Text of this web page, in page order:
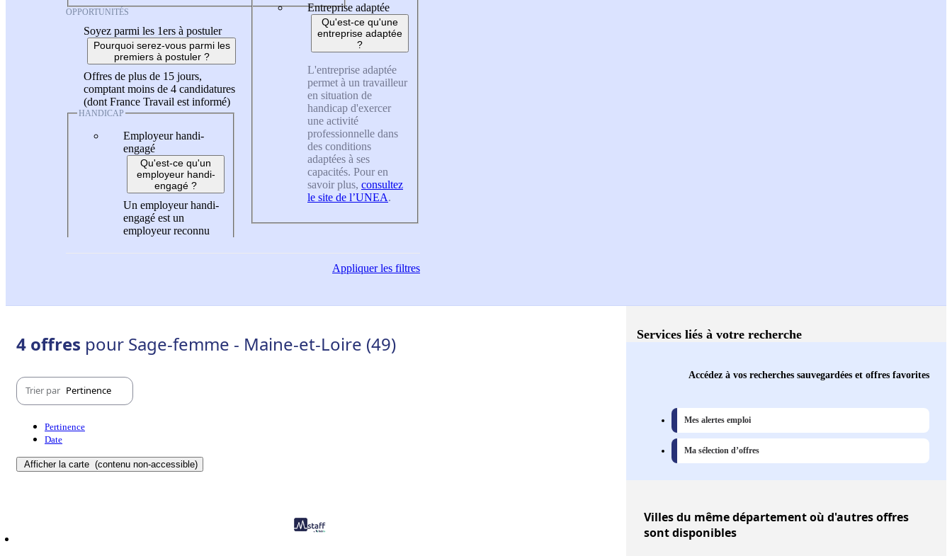
OPPORTUNITÉS
Soyez parmi les 1ers à postuler
Pourquoi serez-vous parmi les
premiers à postuler ?
Offres de plus de 15 jours,
comptant moins de 4 candidatures
(dont France Travail est informé)
HANDICAP
Employeur handi-
engagé
Qu'est-ce qu'un
employeur handi-
engagé ?
Un employeur handi-
engagé est un
employeur reconnu
Entreprise adaptée
Qu'est-ce qu'une
entreprise adaptée
?
L'entreprise adaptée
permet à un travailleur
en situation de
handicap d'exercer
une activité
professionnelle dans
des conditions
adaptées à ses
capacités. Pour en
savoir plus, consultez
le site de l’UNEA.
Appliquerles filtres
4 offres pour Sage-femme - Maine-et-Loire (49)
Trier par Pertinence
Pertinence
Date
Afficher la carte (contenu non-accessible)
Services liés à votre recherche
Accédez à vos recherches sauvegardées et offres favorites
Mes alertes emploi
Ma sélection d’offres
Villesdu même département où d'autres offres
sont disponibles